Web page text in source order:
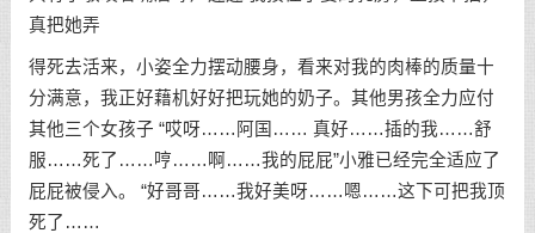
真把她弄
得死去活来，小姿全力摆动腰身，看来对我的肉棒的质量十
分满意，我正好藉机好好把玩她的奶子。其他男孩全力应付
其他三个女孩子 “哎呀……阿国…… 真好……插的我……舒
服……死了……哼……啊……我的屁屁”小雅已经完全适应了
屁屁被侵入。 “好哥哥……我好美呀……嗯……这下可把我顶
死了……